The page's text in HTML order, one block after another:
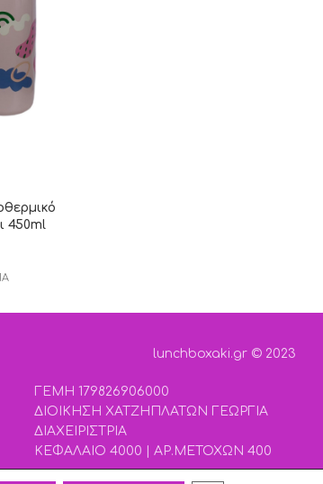
450ml
lunchboxaki.gr © 2023
ΓΕΜΗ 179826906000
ΔΙΟΙΚΗΣΗ ΧΑΤΖΗΠΛΑΤΩΝ ΓΕΩΡΓΙΑ
ΔΙΑΧΕΙΡΙΣΤΡΙΑ
ΚΕΦΑΛΑΙΟ 4000 | ΑΡ.ΜΕΤΟΧΩΝ 400